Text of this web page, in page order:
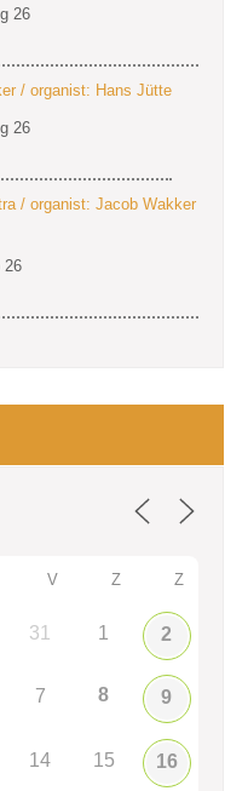
26
/ organist: Hans Jütte
26
/ organist: Jacob Wakker
26
V Z Z
31 1 2
7 8 9
14 15 16